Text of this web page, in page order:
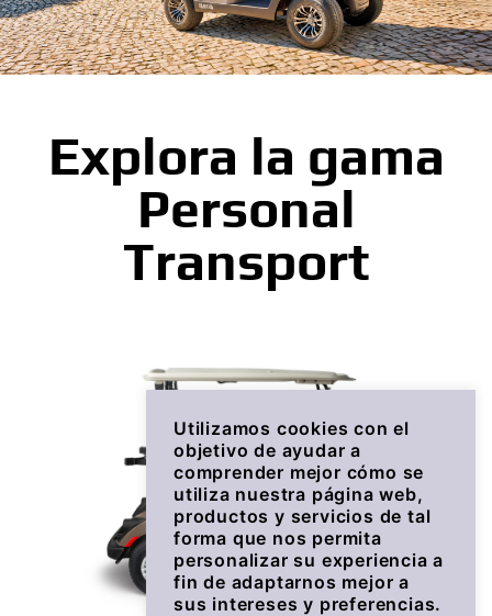
Explora la gama
Personal
Transport
Utilizamos cookies con el
objetivo de ayudar a
comprender mejor cómo se
utiliza nuestra página web,
productos y servicios de tal
forma que nos permita
personalizar su experiencia a
fin de adaptarnos mejor a
sus intereses y preferencias.